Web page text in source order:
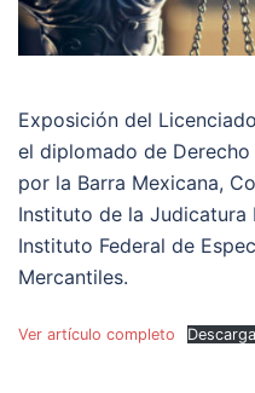
Exposición del
el diplomado de
por la Barra Mexicana,
Instituto de la Judicatura
Instituto Federal de
Mercantiles.
Ver artículo completo Descarga